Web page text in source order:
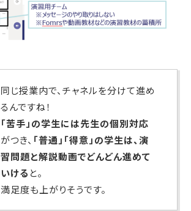
同じ授業内で、チャネルを分けて進め
るんですね！
「苦手」の学生には先生の個別対応
がつき、 「普通」「得意」の学生は、演
習問題と解説動画でどんどん進めて
いける と。
満足度も上がりそうです。